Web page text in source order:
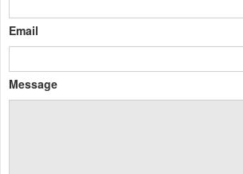
Email
Message